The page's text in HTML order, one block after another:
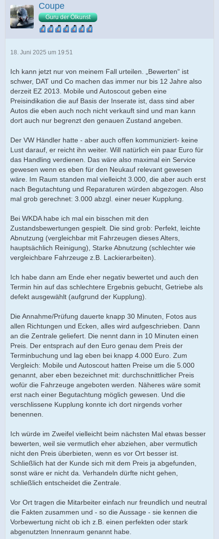
Coupe
Guru der Ölkunst
18. Juni 2025 um 19:51
Ich kann jetzt nur von meinem Fall urteilen. „Bewerten“ ist
schwer, DAT und Co machen das immer nur bis 12 Jahre also
derzeit EZ 2013. Mobile und Autoscout geben eine
Preisindikation die auf Basis der Inserate ist, dass sind aber
Autos die eben auch noch nicht verkauft sind und man kann
dort auch nur begrenzt den genauen Zustand angeben.
Der VW Händler hatte - aber auch offen kommuniziert- keine
Lust darauf, er reicht ihn weiter. Will natürlich ein paar Euro für
das Handling verdienen. Das wäre also maximal ein Service
gewesen wenn es eben für den Neukauf relevant gewesen
wäre. Im Raum standen mal vielleicht 3.000, die aber auch erst
nach Begutachtung und Reparaturen würden abgezogen. Also
mal grob gerechnet: 3.000 abzgl. einer neuer Kupplung.
Bei WKDA habe ich mal ein bisschen mit den
Zustandsbewertungen gespielt. Die sind grob: Perfekt, leichte
Abnutzung (vergleichbar mit Fahrzeugen dieses Alters,
hauptsächlich Reinigung), Starke Abnutzung (schlechter wie
vergleichbare Fahrzeuge z.B. Lackierarbeiten).
Ich habe dann am Ende eher negativ bewertet und auch den
Termin hin auf das schlechtere Ergebnis gebucht, Getriebe als
defekt ausgewählt (aufgrund der Kupplung).
Die Annahme/Prüfung dauerte knapp 30 Minuten, Fotos aus
allen Richtungen und Ecken, alles wird aufgeschrieben. Dann
an die Zentrale geliefert. Die nennt dann in 10 Minuten einen
Preis. Der entsprach auf den Euro genau dem Preis der
Terminbuchung und lag eben bei knapp 4.000 Euro. Zum
Vergleich: Mobile und Autoscout hatten Preise um die 5.000
genannt, aber eben bezeichnet mit: durchschnittlicher Preis
wofür die Fahrzeuge angeboten werden. Näheres wäre somit
erst nach einer Begutachtung möglich gewesen. Und die
verschlissene Kupplung konnte ich dort nirgends vorher
benennen.
Ich würde im Zweifel vielleicht beim nächsten Mal etwas besser
bewerten, weil sie vermutlich eher abziehen, aber vermutlich
nicht den Preis überbieten, wenn es vor Ort besser ist.
Schließlich hat der Kunde sich mit dem Preis ja abgefunden,
sonst wäre er nicht da. Verhandeln dürfte nicht gehen,
schließlich entscheidet die Zentrale.
Vor Ort tragen die Mitarbeiter einfach nur freundlich und neutral
die Fakten zusammen und - so die Aussage - sie kennen die
Vorbewertung nicht ob ich z.B. einen perfekten oder stark
abgenutzten Innenraum genannt habe.